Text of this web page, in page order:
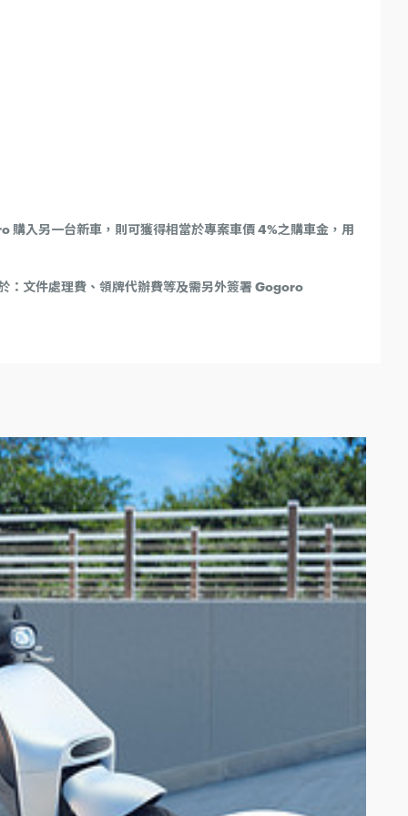
購入另一台新車，則可獲得相當於專案車價 4%之購車金，用
：文件處理費、領牌代辦費等及需另外簽署 Gogoro
惟為保障得獎者個人隱私，Gogoro 將不顯示得獎者完整之姓名。
參加人同意，經成功投遞至「聯絡地址」即視為交付完成。如 Gogoro
不提供任何補償外，亦不遞補受贈名額。
線 0800-365-996 向 Gogoro 反應，並由 Gogoro 負責單位判定後回覆
加人參加本方案所購入之電動機車（下稱「指定電動機車」）時，已
費用折抵優惠期間屆至為止，本活動之電池服務優惠內容起算具體日
以0元計收，參加人不得要求 Gogoro Network 將未使用完畢部分之
務費用、性能提升服務費用、系統開通設定費及任何其他費用。
遞延或要求移轉予他人。
優惠內容，應依當時繼受人選定之資費方案使用Gogoro Network®智慧